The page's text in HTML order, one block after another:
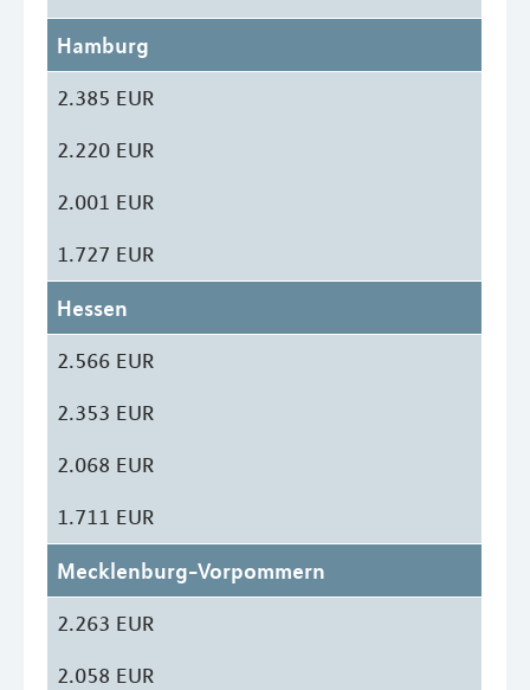
Hamburg
2.385 EUR
2.220 EUR
2.001 EUR
1.727 EUR
Hessen
2.566 EUR
2.353 EUR
2.068 EUR
1.711 EUR
Mecklenburg-Vorpommern
2.263 EUR
2.058 EUR